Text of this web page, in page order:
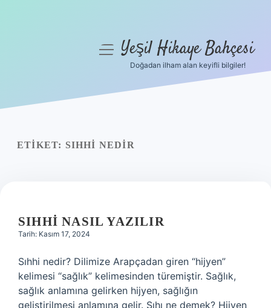
Yasal Uyarı
menüyüYeşil Hikaye Bahçesi
Doğadan ilham alan keyifli bilgiler!
ETIKET: SIHHI NEDIR
SIHHI NASIL YAZILIR
Tarih: Kasım 17, 2024
Sıhhi nedir? Dilimize Arapçadan giren “hijyen”
kelimesi “sağlık” kelimesinden türemiştir. Sağlık,
sağlık anlamına gelirken hijyen, sağlığın
geliştirilmesi anlamına gelir. Şıhı ne demek? Hijyen